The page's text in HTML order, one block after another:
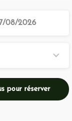
pour réserver